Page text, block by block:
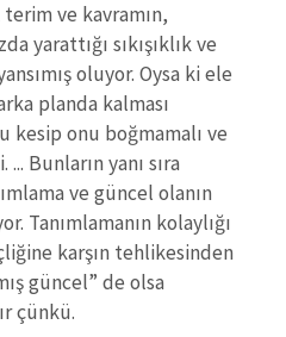
ve kavramın,
yarattığı sıkışıklık ve
oluyor. Oysa ki ele
planda kalması
kesip onu boğmamalı ve
Bunların yanı sıra
ve güncel olanın
Tanımlamanın kolaylığı
karşın tehlikesinden
güncel” de olsa
çünkü.